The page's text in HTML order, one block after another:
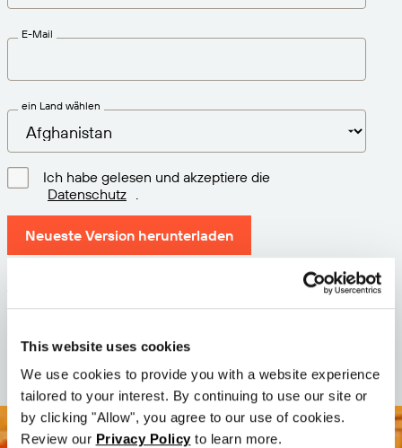
This website uses cookies
We use cookies to provide you with a website experience
tailored to your interest. By continuing to use our site or
by clicking "Allow", you agree to our use of cookies.
Review our Privacy Policy to learn more.
E-Mail
ein Land wählen
Ich habe gelesen und akzeptiere die
Datenschutz
Neueste Version herunterladen
Datum: 2026-05-05